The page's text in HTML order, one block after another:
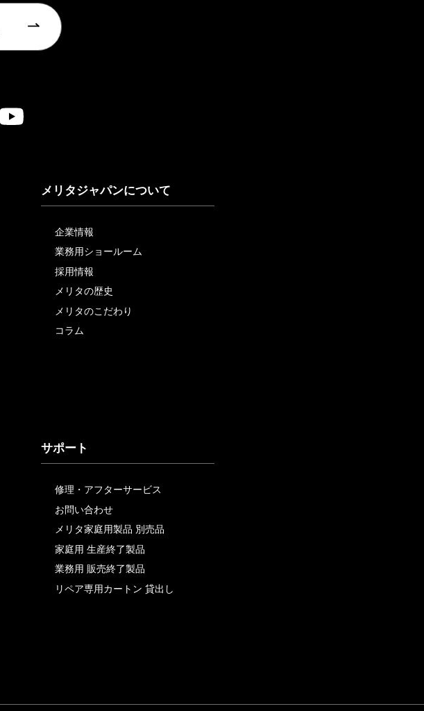
メリタジャパンについて
企業情報
業務用ショールーム
採用情報
メリタの歴史
メリタのこだわり
コラム
サポート
修理・アフターサービス
お問い合わせ
メリタ家庭用製品 別売品
家庭用 生産終了製品
業務用 販売終了製品
リペア専用カートン 貸出し